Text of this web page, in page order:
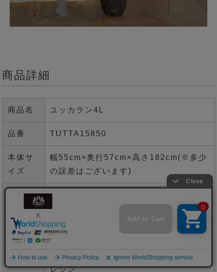
商品詳細
商品名 ユッカラン4L
品番 TUTTA15850
本体サ
イズ
幅55cm×奥行57cm×高さ182cm(※多少
の誤差はございます)
花器サ
イズ
横幅31cm×奥行31cm×高さ47cm
重量 8.6kg(※多少の誤差はございます)
主材
花材:ポリエステル・プラスチック 花器:
レジン